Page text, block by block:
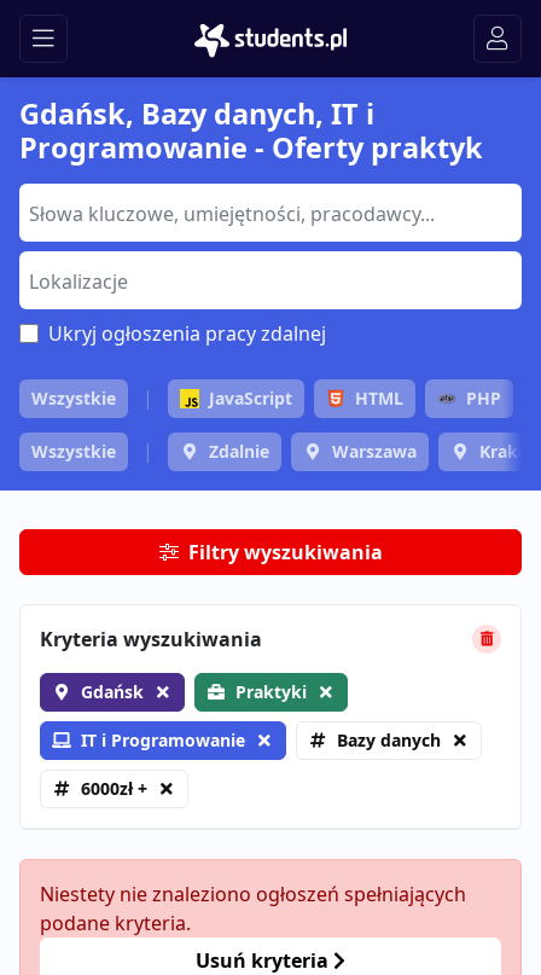
Gdańsk, Bazy danych, IT i
Programowanie - Oferty praktyk
Ukryj ogłoszenia pracy zdalnej
Wszystkie JavaScript HTML PHP
Wszystkie Zdalnie Warszawa
Filtry wyszukiwania
Kryteria wyszukiwania
Gdańsk Praktyki
IT i Programowanie Bazy danych
6000zł +
Niestety nie znaleziono ogłoszeń spełniających
podane kryteria.
Usuń kryteria